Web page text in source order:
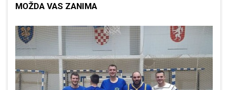
MOŽDA VAS ZANIMA